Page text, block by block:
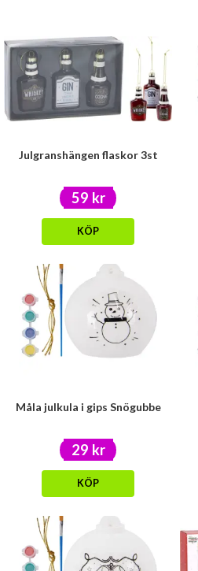
Julgranshängen flaskor 3st
59 kr
KÖP
Måla julkula i gips Snögubbe
29 kr
KÖP